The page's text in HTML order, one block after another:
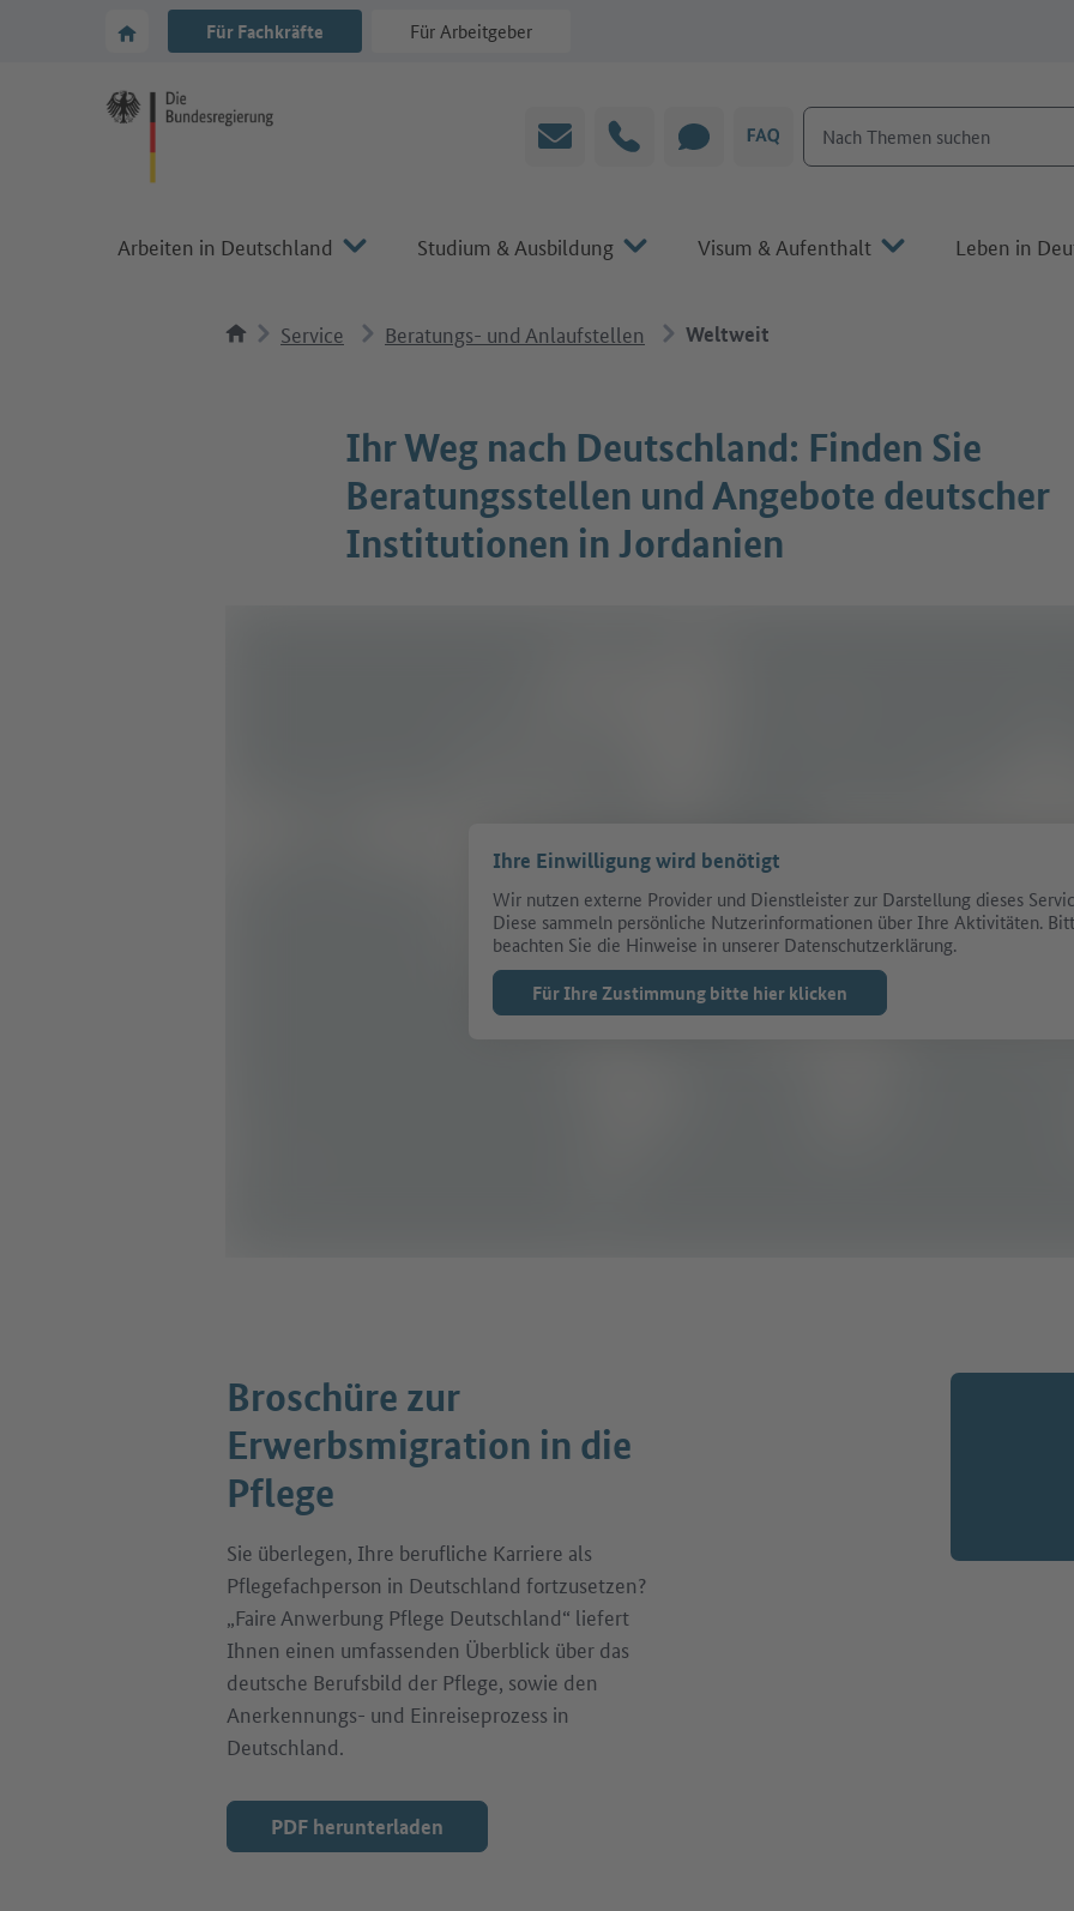
Zur Startseite von Make it in Germany
Für Fachkräfte Für Arbeitgeber
E-Mail HotlineCHAT FAQ
Nach Themen suchen
Arbeiten in Deutschland Studium & Ausbildung Visum & Aufenthalt Leben in
Service Beratungs- und Anlaufstellen Weltweit
Ihr Weg nach Deutschland: Finden Sie
Beratungsstellen und Angebote deutscher
Institutionen in Jordanien
Ihre Einwilligung wird benötigt
Wir nutzen externe Provider und Dienstleister zur Darstellung dieses
Diese sammeln persönliche Nutzerinformationen über Ihre Aktivitäten.
beachten Sie die Hinweise in unserer Datenschutzerklärung.
Für Ihre Zustimmung bitte hier klicken
Broschüre zur
Erwerbsmigration in die
Pflege
Sie überlegen, Ihre berufliche Karriere als
Pflegefachperson in Deutschland fortzusetzen?
„Faire Anwerbung Pflege Deutschland“ liefert
Ihnen einen umfassenden Überblick über das
deutsche Berufsbild der Pflege, sowie den
Anerkennungs- und Einreiseprozess in
Deutschland.
PDF herunterladen